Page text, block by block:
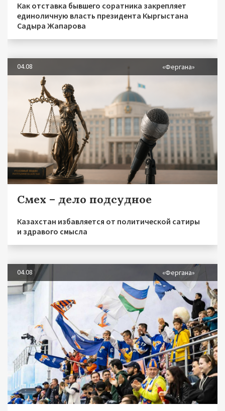
Как отставка бывшего соратника закрепляет
единоличную власть президента Кыргыстана
Садыра Жапарова
04.08 «Фергана»
Смех – дело подсудное
Казахстан избавляется от политической сатиры
и здравого смысла
04.08 «Фергана»